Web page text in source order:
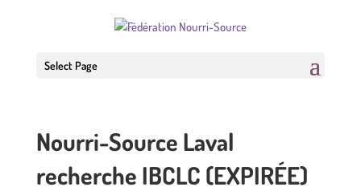
Select Page
Nourri-Source Laval
recherche IBCLC (EXPIRÉE)